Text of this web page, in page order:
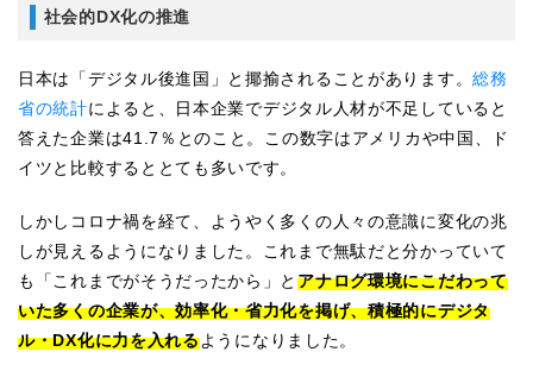
社会的DX化の推進
日本は「デジタル後進国」と揶揄されることがあります。総務
省の統計によると、日本企業でデジタル人材が不足していると
答えた企業は41.7％とのこと。この数字はアメリカや中国、ド
イツと比較するととても多いです。
しかしコロナ禍を経て、ようやく多くの人々の意識に変化の兆
しが見えるようになりました。これまで無駄だと分かっていて
も「これまでがそうだったから」とアナログ環境にこだわって
いた多くの企業が、効率化・省力化を掲げ、積極的にデジタ
ル・DX化に力を入れるようになりました。